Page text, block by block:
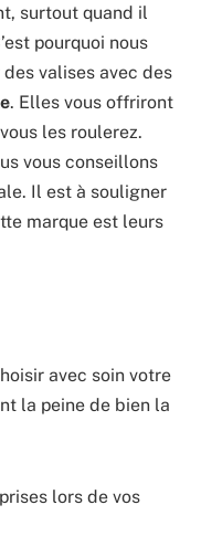
surtout quand il
pourquoi nous
valises avec des
. Elles vous offriront
les roulerez.
vous conseillons
Il est à souligner
marque est leurs
avec soin votre
la peine de bien la
lors de vos